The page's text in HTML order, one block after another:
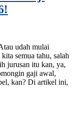
udah mulai
semua tahu, salah
jurusan itu kan, ya,
gaji awal,
kan? Di artikel ini,